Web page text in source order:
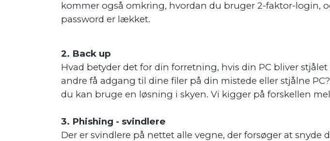
kommer også omkring, hvordan du bruger 2-faktor-login,
password er lækket.
2. Back up
Hvad betyder det for din forretning, hvis din PC bliver
andre få adgang til dine filer på din mistede eller stjålne
du kan bruge en løsning i skyen. Vi kigger på forskellen
3. Phishing - svindlere
Der er svindlere på nettet alle vegne, der forsøger at snyde